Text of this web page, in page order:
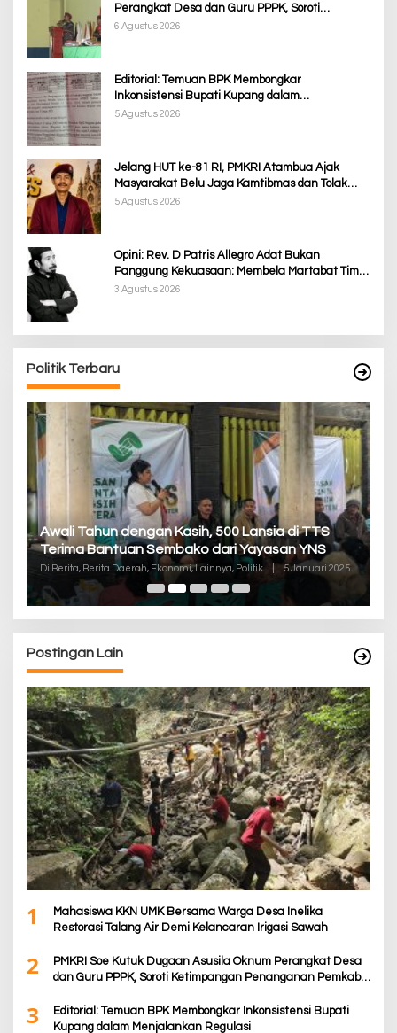
Perangkat Desa dan Guru PPPK, Soroti
Ketimpangan Penanganan Pemkab TTS
6 Agustus 2026
Editorial: Temuan BPK Membongkar
Inkonsistensi Bupati Kupang dalam
Menjalankan Regulasi
5 Agustus 2026
Jelang HUT ke-81 RI, PMKRI Atambua Ajak
Masyarakat Belu Jaga Kamtibmas dan Tolak
Provokasi
5 Agustus 2026
Opini: Rev. D Patris Allegro Adat Bukan
Panggung Kekuasaan: Membela Martabat Timor
dari Politik Simbolik
3 Agustus 2026
Politik Terbaru
Awali Tahun dengan Kasih, 500 Lansia di TTS
Terima Bantuan Sembako dari Yayasan YNS
Di Berita, Berita Daerah, Ekonomi, Lainnya, Politik 5 Januari 2025
Postingan Lain
1
Mahasiswa KKN UMK Bersama Warga Desa Inelika
Restorasi Talang Air Demi Kelancaran Irigasi Sawah
2
PMKRI Soe Kutuk Dugaan Asusila Oknum Perangkat Desa
dan Guru PPPK, Soroti Ketimpangan Penanganan Pemkab
3
Editorial: Temuan BPK Membongkar Inkonsistensi Bupati
Kupang dalam Menjalankan Regulasi